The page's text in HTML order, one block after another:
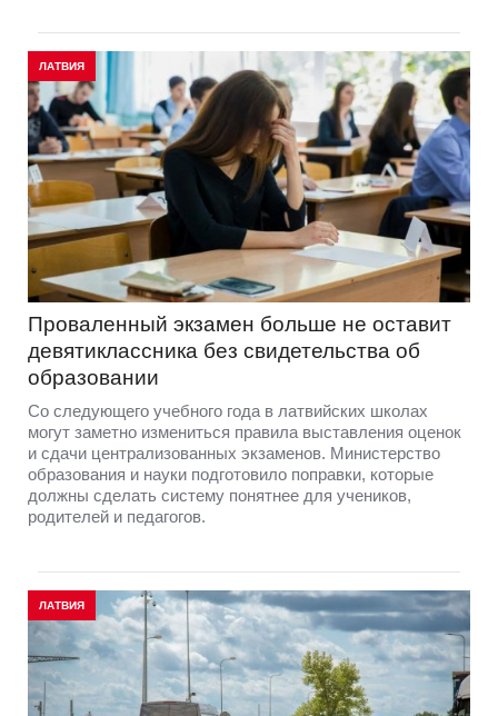
ЛАТВИЯ
Проваленный экзамен больше не оставит
девятиклассника без свидетельства об
образовании
Со следующего учебного года в латвийских школах
могут заметно измениться правила выставления оценок
и сдачи централизованных экзаменов. Министерство
образования и науки подготовило поправки, которые
должны сделать систему понятнее для учеников,
родителей и педагогов.
ЛАТВИЯ